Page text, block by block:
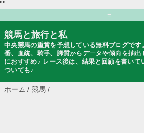
""
=
競馬と旅行と私
中央競馬の重賞を予想している無料ブログで
番、血統、騎手、脚質からデータや傾向を抽
におすすめ♪ レース後は、結果と回顧を書いて
ついても♪
ホーム / 競馬 /